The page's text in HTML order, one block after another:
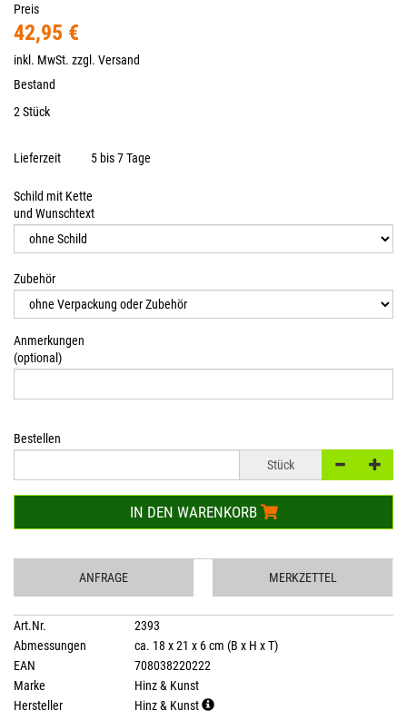
Preis
42,95 €
inkl. MwSt. zzgl. Versand
Bestand
2 Stück
Lieferzeit 5 bis 7 Tage
Schild mit Kette
und Wunschtext
Zubehör
Anmerkungen
(optional)
Bestellen
Stück
IN DEN WARENKORB
ANFRAGE MERKZETTEL
Art.Nr.
2393
Abmessungen
ca. 18 x 21 x 6 cm (B x H x T)
EAN
708038220222
Marke
Hinz & Kunst
Hersteller
Hinz & Kunst